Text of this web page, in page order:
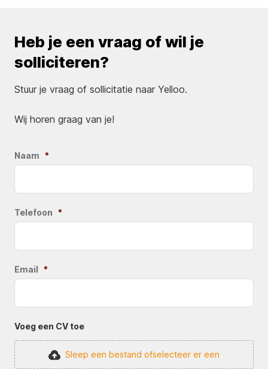
Heb je een vraag of wil je
solliciteren?
Stuur je vraag of sollicitatie naar Yelloo.
Wij horen graag van je!
Naam *
Telefoon *
Email *
Voeg een CV toe
Sleep een bestand ofselecteer er een